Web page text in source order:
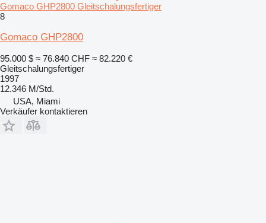
Gomaco GHP2800 Gleitschalungsfertiger
8
Gomaco GHP2800
95.000 $ ≈ 76.840 CHF ≈ 82.220 €
Gleitschalungsfertiger
1997
12.346 M/Std.
USA, Miami
Verkäufer kontaktieren